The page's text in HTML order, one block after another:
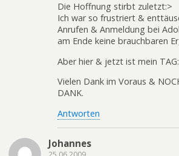
Die Hoffnung stirbt zuletzt:>
Ich war so frustriert &
Anrufen & Anmeldung bei
am Ende keine brauchbaren
Aber hier & jetzt ist mein
Vielen Dank im Voraus &
DANK.
Antworten
Johannes